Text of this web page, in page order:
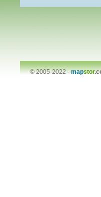
© 2005-2022 -mapstor